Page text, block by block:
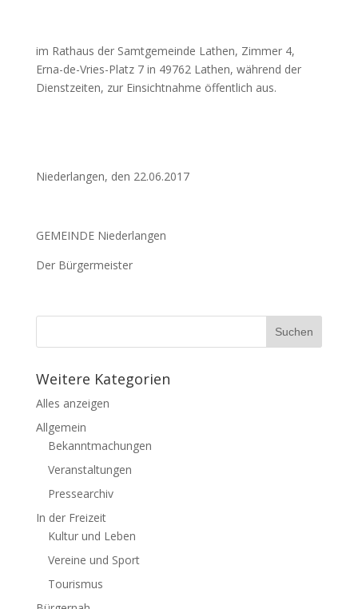
im Rathaus der Samtgemeinde Lathen, Zimmer 4,
Erna-de-Vries-Platz 7 in 49762 Lathen, während der
Dienstzeiten, zur Einsichtnahme öffentlich aus.
Niederlangen, den 22.06.2017
GEMEINDE Niederlangen
Der Bürgermeister
Weitere Kategorien
Alles anzeigen
Allgemein
Bekanntmachungen
Veranstaltungen
Pressearchiv
In der Freizeit
Kultur und Leben
Vereine und Sport
Tourismus